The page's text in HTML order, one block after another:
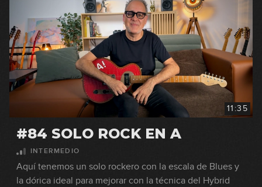
11:35
#84 SOLO ROCK EN A
INTERMEDIO
Aquí tenemos un solo rockero con la escala de Blues y
la dórica ideal para mejorar con la técnica del Hybrid